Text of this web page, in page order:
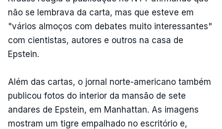
não se lembrava da carta, mas que esteve em
"vários almoços com debates muito interessantes"
com cientistas, autores e outros na casa de
Epstein.
Além das cartas, o jornal norte-americano também
publicou fotos do interior da mansão de sete
andares de Epstein, em Manhattan. As imagens
mostram um tigre empalhado no escritório e,